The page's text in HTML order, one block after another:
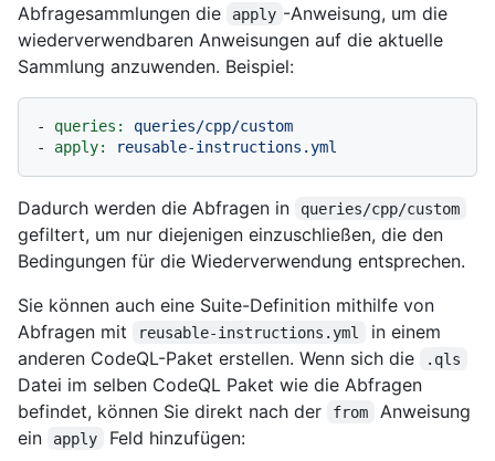
Abfragesammlungen die
apply -Anweisung, um die
wiederverwendbaren Anweisungen auf die aktuelle
Sammlung anzuwenden. Beispiel:
- queries:
queries/cpp/custom
-
apply: reusable-instructions.yml
Dadurch werden die Abfragen in queries/cpp/custom
gefiltert, um nur diejenigen einzuschließen, die den
Bedingungen für die Wiederverwendung entsprechen.
Sie können auch eine Suite-Definition mithilfe von
Abfragen mit
reusable-instructions.yml
in einem
anderen CodeQL-Paket erstellen. Wenn sich die
.qls
Datei im selben CodeQL Paket wie die Abfragen
befindet, können Sie direkt nach der
from
Anweisung
ein
apply Feld hinzufügen: